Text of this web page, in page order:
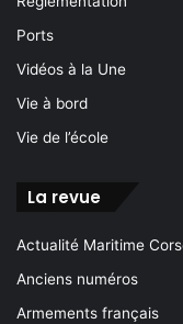
Ports
Vidéos à la Une
Vie à bord
Vie de l’école
La revue
Actualité Maritime
Anciens numéros
Armements français